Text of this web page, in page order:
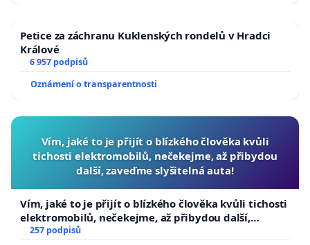
Petice za záchranu Kuklenských rondelů v Hradci
Králové
6 957 podpisů
Oznámení o transparentnosti
Vím, jaké to je přijít o blízkého člověka kvůli
tichosti elektromobilů, nečekejme, až přibydou
další, zaveďme slyšitelná auta!
Vím, jaké to je přijít o blízkého člověka kvůli tichosti
elektromobilů, nečekejme, až přibydou další,
zaveďme slyšitelná auta!
257 podpisů